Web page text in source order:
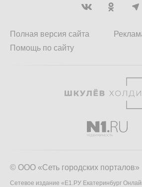
Полная версия сайта
Помощь по сайту
© ООО «Сеть городских порталов»
Сетевое издание «Е1.РУ Екатеринбург